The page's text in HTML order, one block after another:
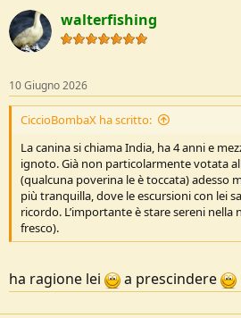
c
t
i
o
s
:
walterfishing
10 Giugno 2026
CiccioBombaX ha scritto:
La canina si chiama India, ha 4 anni e
ignoto. Già non particolarmente votata
(qualcuna poverina le è toccata) adesso
più tranquilla, dove le escursioni con lei
ricordo. L’importante è stare sereni
fresco).
ha ragione lei a prescindere